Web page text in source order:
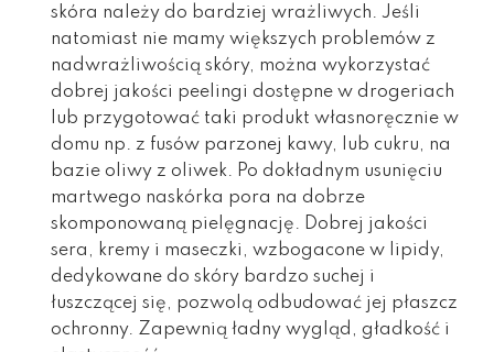
skóra należy do bardziej wrażliwych. Jeśli
natomiast nie mamy większych problemów z
nadwrażliwością skóry, można wykorzystać
dobrej jakości peelingi dostępne w drogeriach
lub przygotować taki produkt własnoręcznie w
domu np. z fusów parzonej kawy, lub cukru, na
bazie oliwy z oliwek. Po dokładnym usunięciu
martwego naskórka pora na dobrze
skomponowaną pielęgnację. Dobrej jakości
sera, kremy i maseczki, wzbogacone w lipidy,
dedykowane do skóry bardzo suchej i
łuszczącej się, pozwolą odbudować jej płaszcz
ochronny. Zapewnią ładny wygląd, gładkość i